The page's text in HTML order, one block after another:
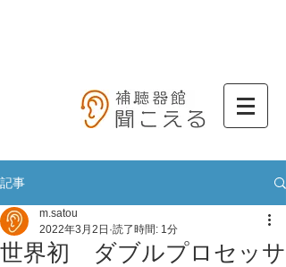
記事
世界初 ダブルプロセッサ
m.satou
2022年3月2日 読了時間: 1分